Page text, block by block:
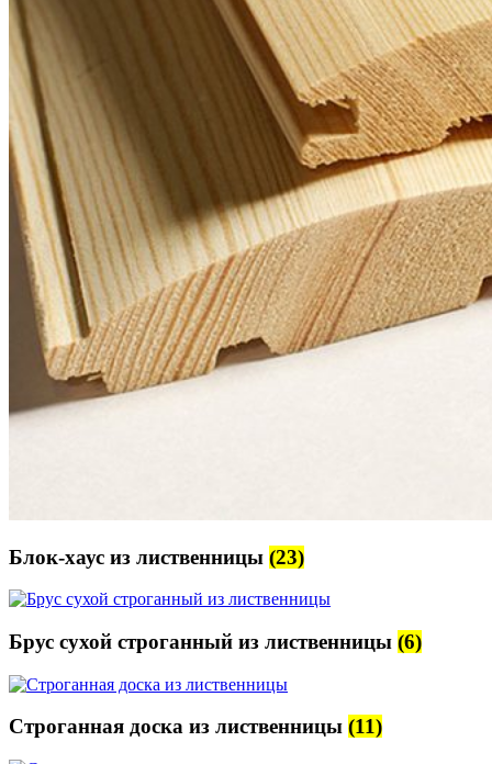
Блок-хаус из лиственницы (23)
Брус сухой строганный из лиственницы (6)
Строганная доска из лиственницы (11)